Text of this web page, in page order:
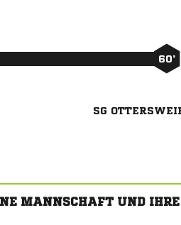
60’
SG
MANNSCHAFT UND